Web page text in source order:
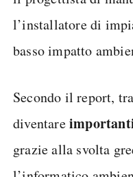
l’installatore di
basso impatto
Secondo il report,
diventare
grazie alla svolta